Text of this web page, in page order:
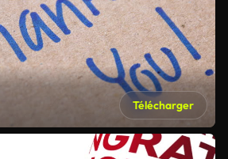
Télécharger